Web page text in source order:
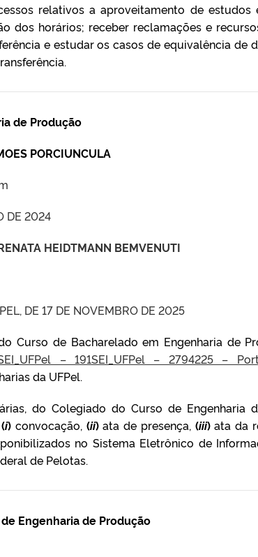
relativos a aproveitamento de estudos
dos horários; receber reclamações e
e estudar os casos de equivalência de
de Produção
PORCIUNCULA
DE 2024
HEIDTMANN BEMVENUTI
DE 17 DE NOVEMBRO DE 2025
Curso de Bacharelado em Engenharia de
– 191SEI_UFPel – 2794225 –
da UFPel.
do Colegiado do Curso de Engenharia
(i) convocação, (ii)ata de presença, (iii)ata da
no Sistema Eletrônico de
de Pelotas.
Engenharia de Produção